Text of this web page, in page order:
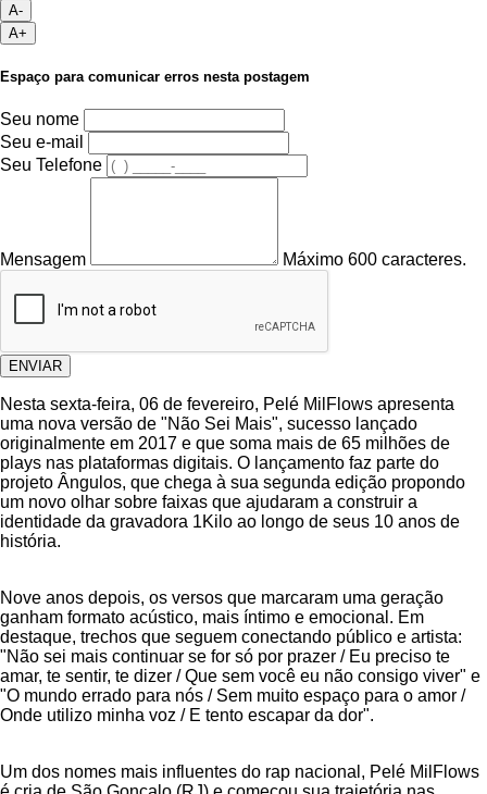
A-
A+
Espaço para comunicar erros nesta postagem
Seu nome
Seu e-mail
Seu Telefone
Mensagem Máximo 600 caracteres.
ENVIAR
Nesta sexta-feira, 06 de fevereiro, Pelé MilFlows apresenta
uma nova versão de "Não Sei Mais", sucesso lançado
originalmente em 2017 e que soma mais de 65 milhões de
plays nas plataformas digitais. O lançamento faz parte do
projeto Ângulos, que chega à sua segunda edição propondo
um novo olhar sobre faixas que ajudaram a construir a
identidade da gravadora 1Kilo ao longo de seus 10 anos de
história.
Nove anos depois, os versos que marcaram uma geração
ganham formato acústico, mais íntimo e emocional. Em
destaque, trechos que seguem conectando público e artista:
"Não sei mais continuar se for só por prazer / Eu preciso te
amar, te sentir, te dizer / Que sem você eu não consigo viver" e
"O mundo errado para nós / Sem muito espaço para o amor /
Onde utilizo minha voz / E tento escapar da dor".
Um dos nomes mais influentes do rap nacional, Pelé MilFlows